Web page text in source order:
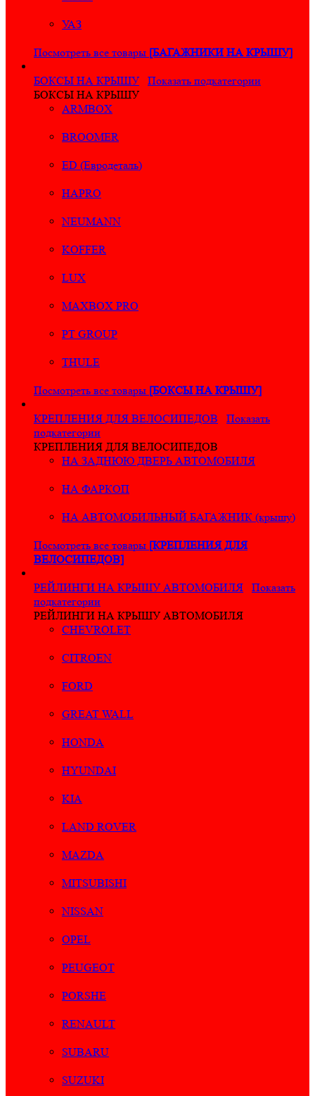
УАЗ
Посмотреть все товары [БАГАЖНИКИ НА КРЫШУ]
БОКСЫ НА КРЫШУ
Показать подкатегории
БОКСЫ НА КРЫШУ
ARMBOX
BROOMER
ED (Евродеталь)
HAPRO
NEUMANN
KOFFER
LUX
MAXBOX PRO
PT GROUP
THULE
Посмотреть все товары [БОКСЫ НА КРЫШУ]
КРЕПЛЕНИЯ ДЛЯ ВЕЛОСИПЕДОВ
Показать
подкатегории
КРЕПЛЕНИЯ ДЛЯ ВЕЛОСИПЕДОВ
НА ЗАДНЮЮ ДВЕРЬ АВТОМОБИЛЯ
НА ФАРКОП
НА АВТОМОБИЛЬНЫЙ БАГАЖНИК (крышу)
Посмотреть все товары [КРЕПЛЕНИЯ ДЛЯ
ВЕЛОСИПЕДОВ]
РЕЙЛИНГИ НА КРЫШУ АВТОМОБИЛЯ
Показать
подкатегории
РЕЙЛИНГИ НА КРЫШУ АВТОМОБИЛЯ
CHEVROLET
CITROEN
FORD
GREAT WALL
HONDA
HYUNDAI
KIA
LAND ROVER
MAZDA
MITSUBISHI
NISSAN
OPEL
PEUGEOT
PORSHE
RENAULT
SUBARU
SUZUKI